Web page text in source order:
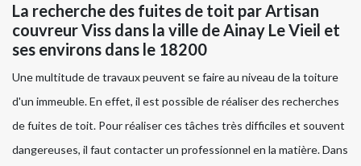
La recherche des fuites de toit par Artisan
couvreur Viss dans la ville de Ainay Le Vieil et
ses environs dans le 18200
Une multitude de travaux peuvent se faire au niveau de la toiture
d'un immeuble. En effet, il est possible de réaliser des recherches
de fuites de toit. Pour réaliser ces tâches très difficiles et souvent
dangereuses, il faut contacter un professionnel en la matière. Dans